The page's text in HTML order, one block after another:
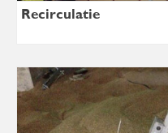
Recirculatie